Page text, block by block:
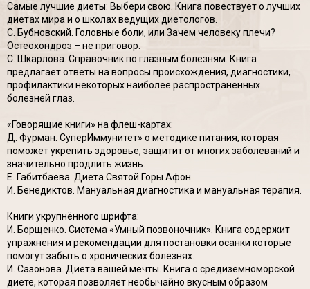
Самые лучшие диеты: Выбери свою. Книга повествует о лучших
диетах мира и о школах ведущих диетологов.
С. Бубновский. Головные боли, или Зачем человеку плечи?
Остеохондроз – не приговор.
С. Шкарлова. Справочник по глазным болезням. Книга
предлагает ответы на вопросы происхождения, диагностики,
профилактики некоторых наиболее распространенных
болезней глаз.
«Говорящие книги» на флеш-картах:
Д. Фурман. СуперИммунитет» о методике питания, которая
поможет укрепить здоровье, защитит от многих заболеваний и
значительно продлить жизнь.
Е. Габитбаева. Диета Святой Горы Афон.
И. Бенедиктов. Мануальная диагностика и мануальная терапия.
Книги укрупнённого шрифта:
И. Борщенко. Система «Умный позвоночник». Книга содержит
упражнения и рекомендации для постановки осанки которые
помогут забыть о хронических болезнях.
И. Сазонова. Диета вашей мечты. Книга о средиземноморской
диете, которая позволяет необычайно вкусным образом